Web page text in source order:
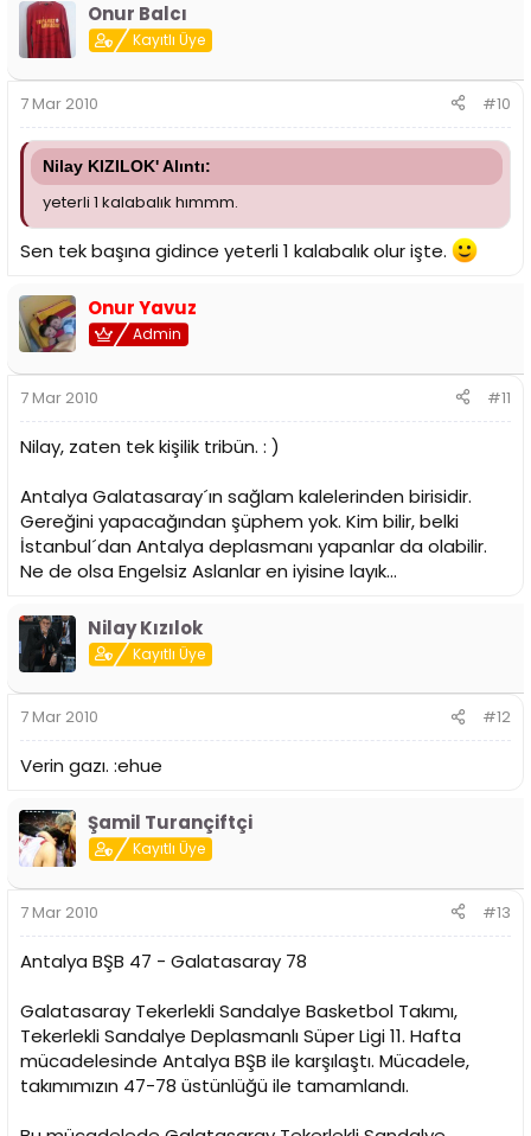
Onur Balcı
Kayıtlı Üye
7 Mar 2010 #10
Nilay KIZILOK' Alıntı:
yeterli 1 kalabalık hımmm.
Sen tek başına gidince yeterli 1 kalabalık olur işte.
Onur Yavuz
Admin
7 Mar 2010 #11
Nilay, zaten tek kişilik tribün. : )
Antalya Galatasaray´ın sağlam kalelerinden birisidir.
Gereğini yapacağından şüphem yok. Kim bilir, belki
İstanbul´dan Antalya deplasmanı yapanlar da olabilir.
Ne de olsa Engelsiz Aslanlar en iyisine layık...
Nilay Kızılok
Kayıtlı Üye
7 Mar 2010 #12
Verin gazı. :ehue
Şamil Turançiftçi
Kayıtlı Üye
7 Mar 2010 #13
Antalya BŞB 47 - Galatasaray 78
Galatasaray Tekerlekli Sandalye Basketbol Takımı,
Tekerlekli Sandalye Deplasmanlı Süper Ligi 11. Hafta
mücadelesinde Antalya BŞB ile karşılaştı. Mücadele,
takımımızın 47-78 üstünlüğü ile tamamlandı.